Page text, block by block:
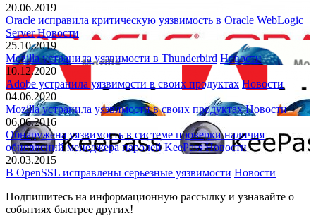
20.06.2019
Oracle исправила критическую уязвимость в Oracle WebLogic
Server Новости
25.10.2019
Mozilla устранила уязвимости в Thunderbird Новости
10.12.2020
Adobe устранила уязвимости в своих продуктах Новости
04.06.2020
Mozilla устранила уязвимости в своих продуктах Новости
06.06.2016
Обнаружена уязвимость в системе проверки наличия
обновлений менеджера паролей KeePass Новости
20.03.2015
В OpenSSL исправлены серьезные уязвимости Новости
Подпишитесь на информационную рассылку и узнавайте о
событиях быстрее других!